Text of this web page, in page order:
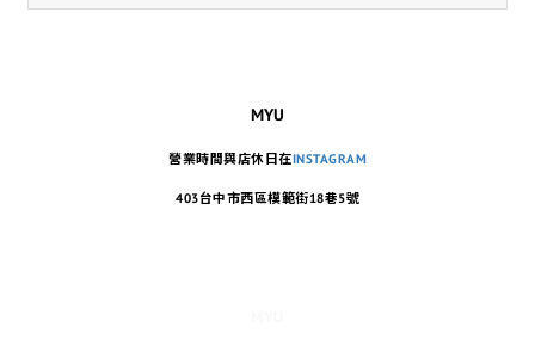
MYU
營業時間與店休日在INSTAGRAM
403台中市西區模範街18巷5號